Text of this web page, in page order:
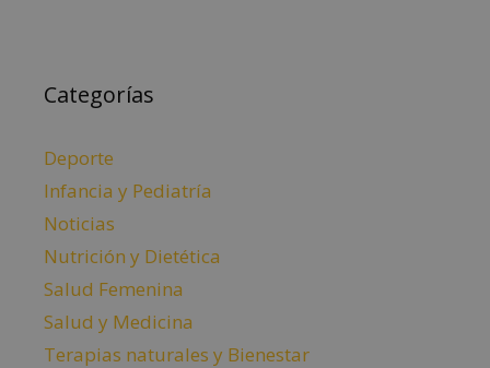
Categorías
Deporte
Infancia y Pediatría
Noticias
Nutrición y Dietética
Salud Femenina
Salud y Medicina
Terapias naturales y Bienestar